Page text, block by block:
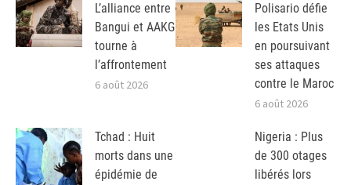
L’alliance entre
Bangui et AAKG
tourne à
l’affrontement
6 août 2026
Polisario défie
les Etats Unis
en poursuivant
ses attaques
contre le Maroc
6 août 2026
Tchad : Huit
morts dans une
épidémie de
Nigeria : Plus
de 300 otages
libérés lors